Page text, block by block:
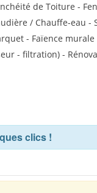
de Toiture -
/ Chauffe-eau -
- Faïence
- filtration) -